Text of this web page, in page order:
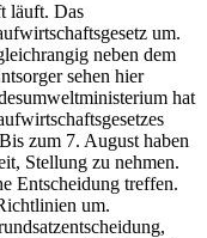
läuft. Das
um.
neben dem
sehen hier
hat
zum 7. August haben
Stellung zu nehmen.
Entscheidung treffen.
um.